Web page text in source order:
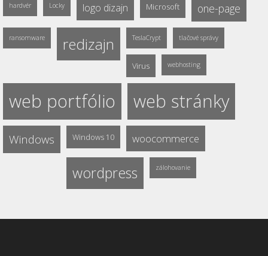
hardvér Locky logo dizajn Microsoft one-page
ransomware redizajn TeslaCrypt tlačové správy
Virus webhosting
web portfólio web stránky
Windows Windows 10 woocommerce
wordpress zálohovanie